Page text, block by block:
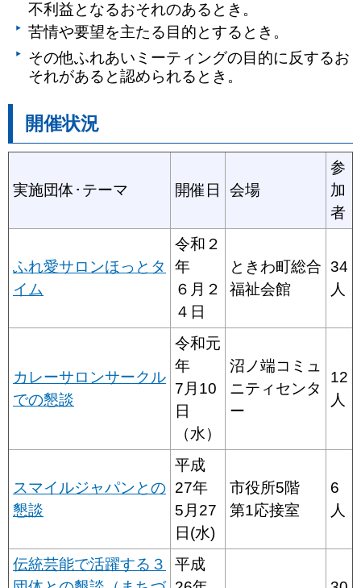
不利益となるおそれのあるとき。
苦情や要望を主たる目的とするとき。
その他ふれあいミーティングの目的に反するお
それがあると認められるとき。
開催状況
実施団体･テーマ 開催日 会場
参
加
者
ふれ愛サロンほっとタ
イム
令和２
年
６月２
４日
ときわ町総合
福祉会館
34
人
カレーサロンサークル
での懇談
令和元
年
7月10
日
（水）
沼ノ端コミュ
ニティセンタ
ー
12
人
スマイルジャパンとの
懇談
平成
27年
5月27
日(水)
市役所5階
第1応接室
6
人
伝統芸能で活躍する３
平成